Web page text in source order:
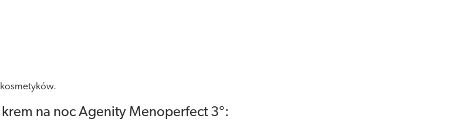
na noc Agenity Menoperfect 3°: